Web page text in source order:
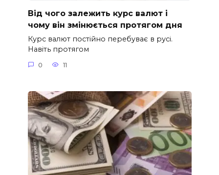
Від чого залежить курс валют і
чому він змінюється протягом дня
Курс валют постійно перебуває в русі.
Навіть протягом
0 11